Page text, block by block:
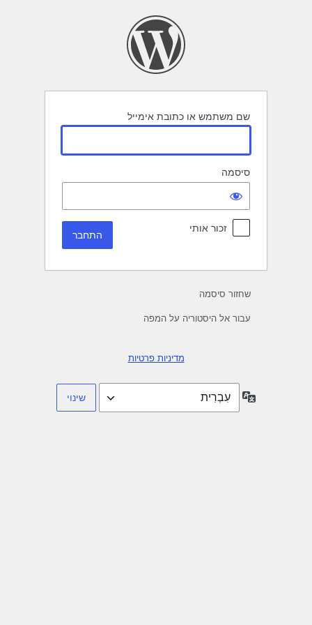
שם משתמש או כתובת אימייל
סיסמה
זכור אותי
שחזור סיסמה
עבור אל היסטוריה על המפה
מדיניות פרטיות
שפה